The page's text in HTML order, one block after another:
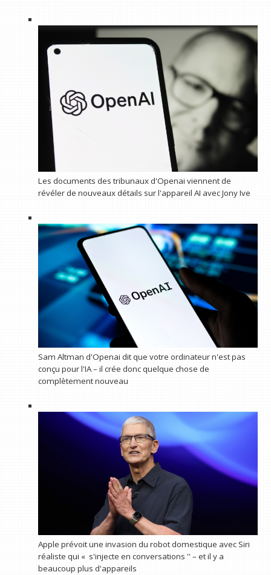
Les documents des tribunaux d'Openai viennent de
révéler de nouveaux détails sur l'appareil AI avec Jony Ive
Sam Altman d'Openai dit que votre ordinateur n'est pas
conçu pour l'IA – il crée donc quelque chose de
complètement nouveau
Apple prévoit une invasion du robot domestique avec Siri
réaliste qui « s'injecte en conversations '' – et il y a
beaucoup plus d'appareils